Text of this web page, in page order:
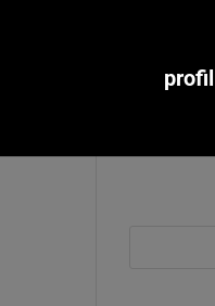
profil